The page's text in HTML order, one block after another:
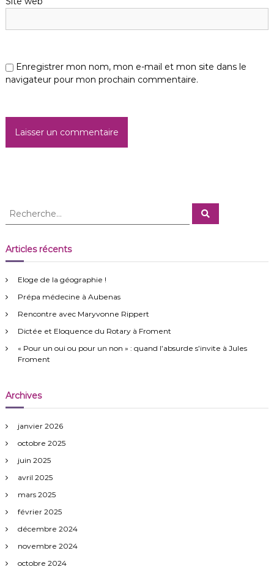
Enregistrer mon nom, mon e-mail et mon site dans le
navigateur pour mon prochain commentaire.
R
h
e
c
h
e
:
R
c
Articles récents
Eloge de la géographie !
Prépa médecine à Aubenas
Rencontre avec Maryvonne Rippert
Dictée et Eloquence du Rotary à Froment
« Pour un oui ou pour un non » : quand l’absurde s’invite à Jules
Froment
Archives
janvier 2026
octobre 2025
juin 2025
avril 2025
mars 2025
février 2025
décembre 2024
novembre 2024
octobre 2024